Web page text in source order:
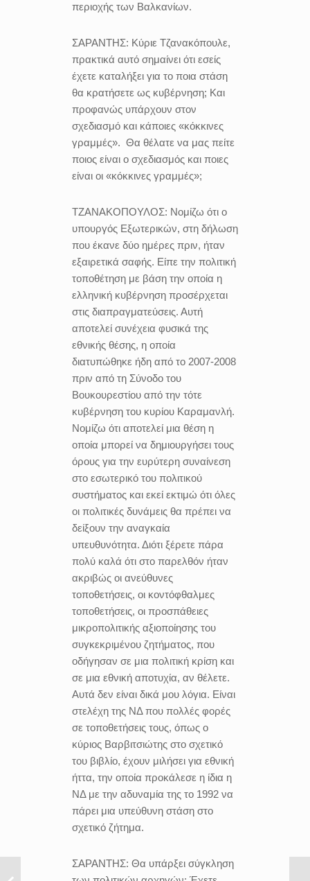
περιοχής των Βαλκανίων.
ΣΑΡΑΝΤΗΣ: Κύριε Τζανακόπουλε,
πρακτικά αυτό σημαίνει ότι εσείς
έχετε καταλήξει για το ποια στάση
θα κρατήσετε ως κυβέρνηση; Και
προφανώς υπάρχουν στον
σχεδιασμό και κάποιες «κόκκινες
γραμμές». Θα θέλατε να μας πείτε
ποιος είναι ο σχεδιασμός και ποιες
είναι οι «κόκκινες γραμμές»;
ΤΖΑΝΑΚΟΠΟΥΛΟΣ: Νομίζω ότι ο
υπουργός Εξωτερικών, στη δήλωση
που έκανε δύο ημέρες πριν, ήταν
εξαιρετικά σαφής. Είπε την πολιτική
τοποθέτηση με βάση την οποία η
ελληνική κυβέρνηση προσέρχεται
στις διαπραγματεύσεις. Αυτή
αποτελεί συνέχεια φυσικά της
εθνικής θέσης, η οποία
διατυπώθηκε ήδη από το 2007-2008
πριν από τη Σύνοδο του
Βουκουρεστίου από την τότε
κυβέρνηση του κυρίου Καραμανλή.
Νομίζω ότι αποτελεί μια θέση η
οποία μπορεί να δημιουργήσει τους
όρους για την ευρύτερη συναίνεση
στο εσωτερικό του πολιτικού
συστήματος και εκεί εκτιμώ ότι όλες
οι πολιτικές δυνάμεις θα πρέπει να
δείξουν την αναγκαία
υπευθυνότητα. Διότι ξέρετε πάρα
πολύ καλά ότι στο παρελθόν ήταν
ακριβώς οι ανεύθυνες
τοποθετήσεις, οι κοντόφθαλμες
τοποθετήσεις, οι προσπάθειες
μικροπολιτικής αξιοποίησης του
συγκεκριμένου ζητήματος, που
οδήγησαν σε μια πολιτική κρίση και
σε μια εθνική αποτυχία, αν θέλετε.
Αυτά δεν είναι δικά μου λόγια. Είναι
στελέχη της ΝΔ που πολλές φορές
σε τοποθετήσεις τους, όπως ο
κύριος Βαρβιτσιώτης στο σχετικό
του βιβλίο, έχουν μιλήσει για εθνική
ήττα, την οποία προκάλεσε η ίδια η
ΝΔ με την αδυναμία της το 1992 να
πάρει μια υπεύθυνη στάση στο
σχετικό ζήτημα.
ΣΑΡΑΝΤΗΣ: Θα υπάρξει σύγκληση